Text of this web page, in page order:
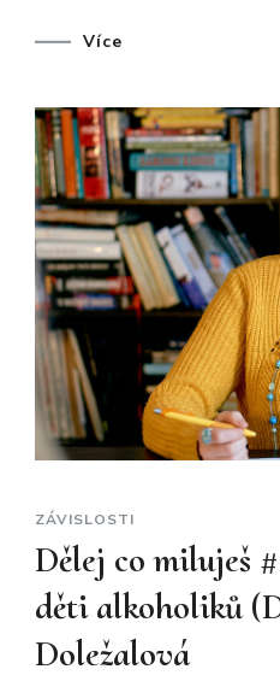
Více
ZÁVISLOSTI
Dělej co miluješ
děti alkoholiků
Doležalová